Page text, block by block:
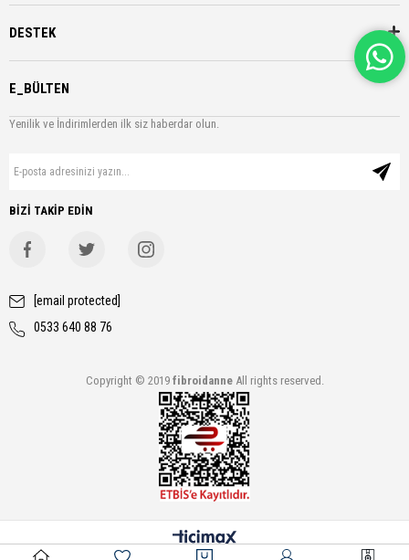
DESTEK
E_BÜLTEN
Yenilik ve İndirimlerden ilk siz haberdar olun.
BİZİ TAKİP EDİN
[email protected]
0533 640 88 76
Copyright © 2019 fibroidanneAll rights reserved.